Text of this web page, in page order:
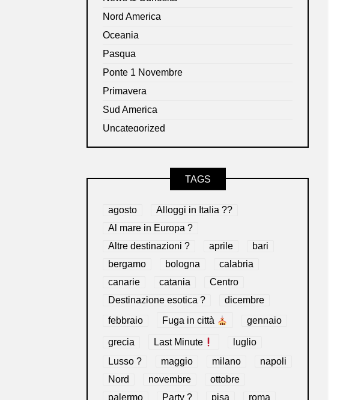
Nord America
Oceania
Pasqua
Ponte 1 Novembre
Primavera
Sud America
Uncategorized
TAGS
agosto
Alloggi in Italia ??
Al mare in Europa ?️
Altre destinazioni ?
aprile
bari
bergamo
bologna
calabria
canarie
catania
Centro
Destinazione esotica ?
dicembre
febbraio Fuga in città gennaio
grecia Last Minute
luglio
Lusso ?
maggio milano
napoli
Nord
novembre
ottobre
palermo
Party ? pisa roma